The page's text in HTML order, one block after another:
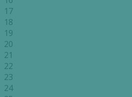
17
18
19
20
21
22
23
24